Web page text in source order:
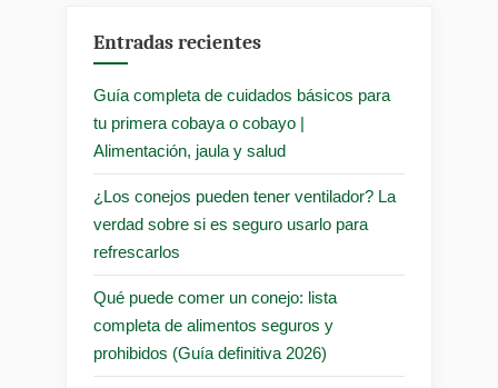
Entradas recientes
Guía completa de cuidados básicos para
tu primera cobaya o cobayo |
Alimentación, jaula y salud
¿Los conejos pueden tener ventilador? La
verdad sobre si es seguro usarlo para
refrescarlos
Qué puede comer un conejo: lista
completa de alimentos seguros y
prohibidos (Guía definitiva 2026)